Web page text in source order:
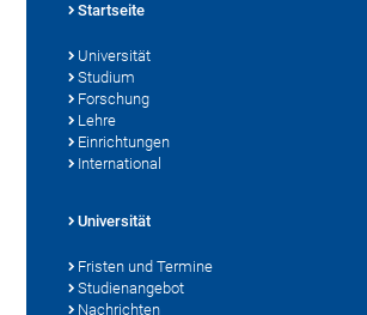
Startseite
Universität
Studium
Forschung
Lehre
Einrichtungen
International
Universität
Fristen und Termine
Studienangebot
Nachrichten